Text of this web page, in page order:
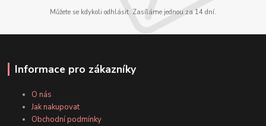
Můžete se kdykoli odhlásit. Zasíláme jednou za 14 dní.
Informace pro zákazníky
O nás
Jak nakupovat
Obchodní podmínky